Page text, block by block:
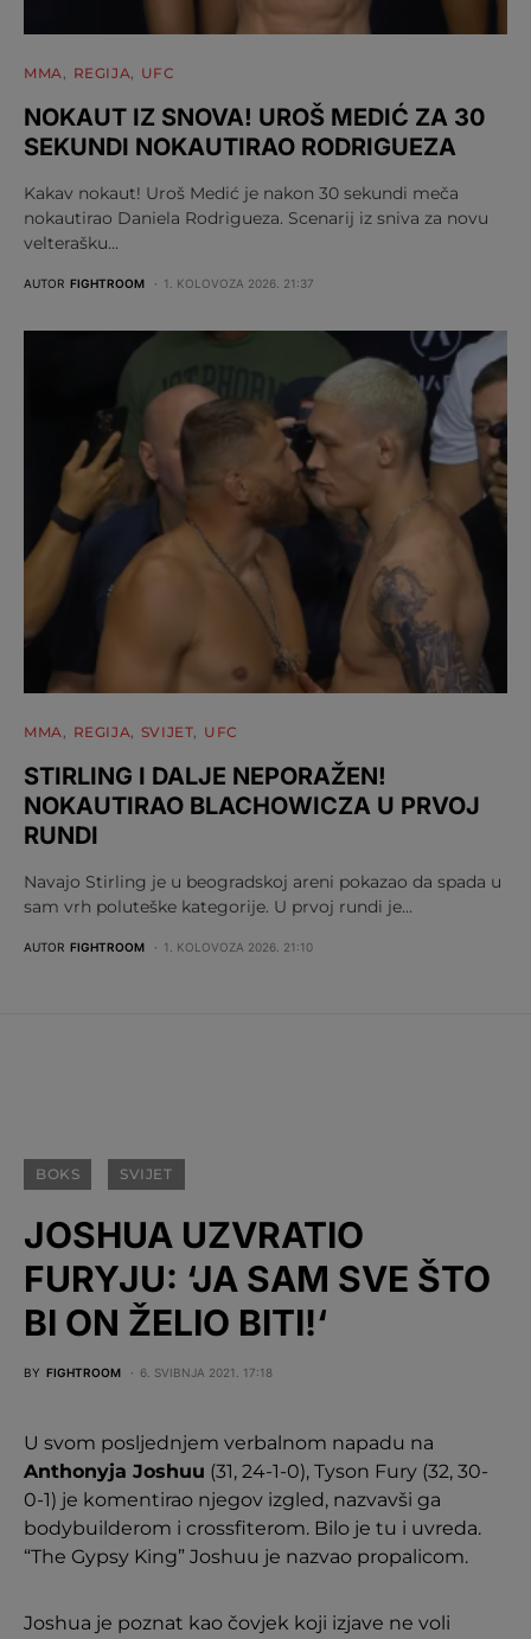
MMA REGIJA UFC
NOKAUT IZ SNOVA! UROŠ MEDIĆ ZA 30
SEKUNDI NOKAUTIRAO RODRIGUEZA
Kakav nokaut! Uroš Medić je nakon 30 sekundi meča
nokautirao Daniela Rodrigueza. Scenarij iz sniva za novu
velterašku…
AUTOR FIGHTROOM 1. KOLOVOZA 2026. 21:37
MMA REGIJA SVIJET UFC
STIRLING I DALJE NEPORAŽEN!
NOKAUTIRAO BLACHOWICZA U PRVOJ
RUNDI
Navajo Stirling je u beogradskoj areni pokazao da spada u
sam vrh poluteške kategorije. U prvoj rundi je…
AUTOR FIGHTROOM 1. KOLOVOZA 2026. 21:10
BOKS SVIJET
JOSHUA UZVRATIO
FURYJU: ‘JA SAM SVE ŠTO
BI ON ŽELIO BITI!‘
BY FIGHTROOM 6. SVIBNJA 2021. 17:18
U svom posljednjem verbalnom napadu na
Anthonyja Joshuu (31, 24-1-0), Tyson Fury (32, 30-
0-1) je komentirao njegov izgled, nazvavši ga
bodybuilderom i crossfiterom. Bilo je tu i uvreda.
“The Gypsy King” Joshuu je nazvao propalicom.
Joshua je poznat kao čovjek koji izjave ne voli